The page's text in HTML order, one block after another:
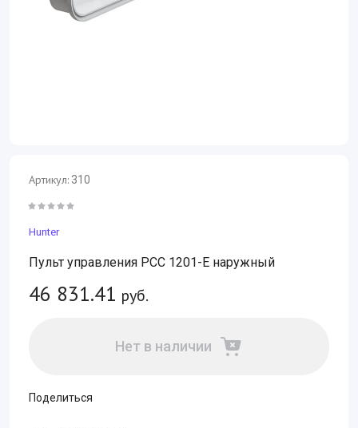
Артикул: 310
Hunter
Пульт управления PCC 1201-E наружный
46 831.41 руб.
Нет в наличии
Поделиться